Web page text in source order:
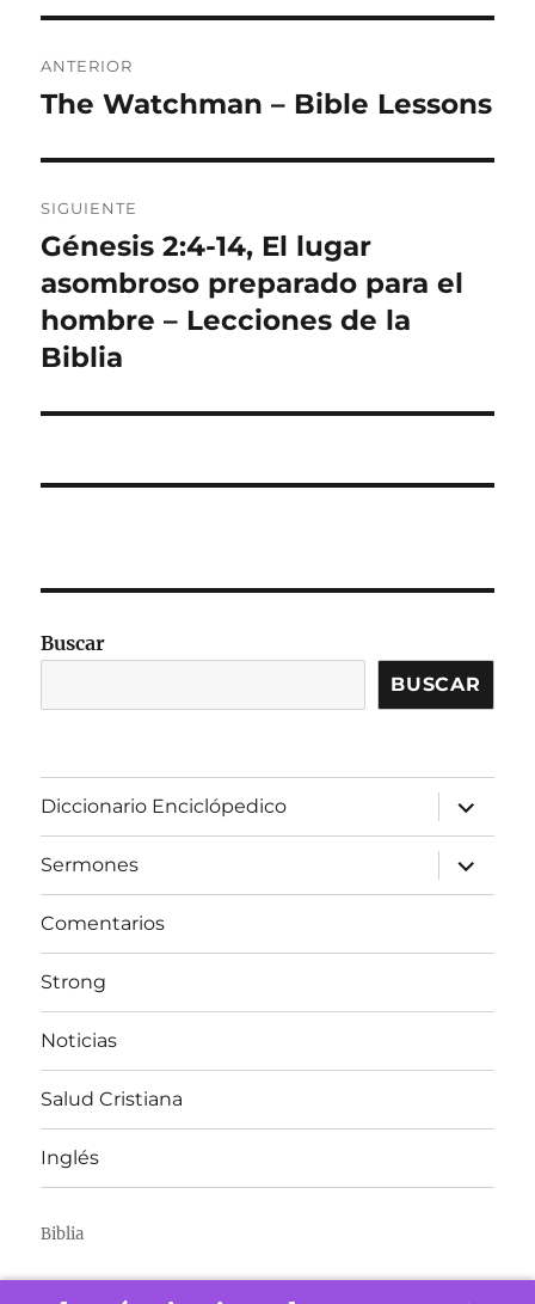
de
ANTERIOR
Entrada
The Watchman – Bible Lessons
SIGUIENTE
Entrada
siguiente:
Génesis 2:4-14, El lugar
asombroso preparado para el
hombre – Lecciones de la
Biblia
Buscar
BUSCAR
Diccionario Enciclópedico
expandir
el
menú
inferior
Sermones
expandir
el
menú
Comentarios
Strong
Noticias
Salud Cristiana
Inglés
Biblia